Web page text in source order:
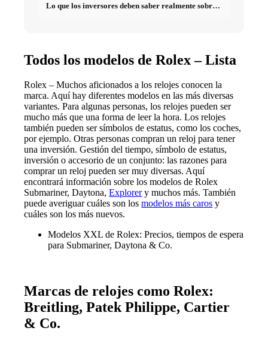
Lo que los inversores deben saber realmente sobre
Todos los modelos de Rolex – Lista
Rolex – Muchos aficionados a los relojes conocen la
marca. Aquí hay diferentes modelos en las más diversas
variantes. Para algunas personas, los relojes pueden ser
mucho más que una forma de leer la hora. Los relojes
también pueden ser símbolos de estatus, como los coches,
por ejemplo. Otras personas compran un reloj para tener
una inversión. Gestión del tiempo, símbolo de estatus,
inversión o accesorio de un conjunto: las razones para
comprar un reloj pueden ser muy diversas. Aquí
encontrará información sobre los modelos de Rolex
Submariner,Daytona,Explorery muchos más. También
puede averiguar cuáles son losmodelos más caros y
cuáles son los más nuevos.
Modelos XXL de Rolex: Precios, tiempos de espera
para Submariner, Daytona & Co.
Marcas de relojes como Rolex:
Breitling, Patek Philippe, Cartier
& Co.